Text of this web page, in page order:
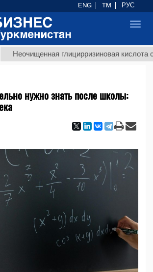
глицирризиновая кислота
нужно знать после школы:
ENG TM РУС